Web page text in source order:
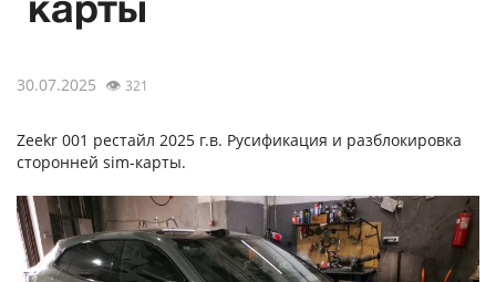
30.07.2025 👁 321
Zeekr 001 рестайл 2025 г.в. Русификация и разблокировка
сторонней sim-карты.